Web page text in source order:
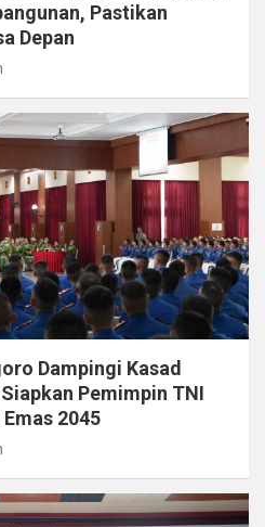
Pastikan
Depan
Dampingi Kasad
Pemimpin TNI
2045